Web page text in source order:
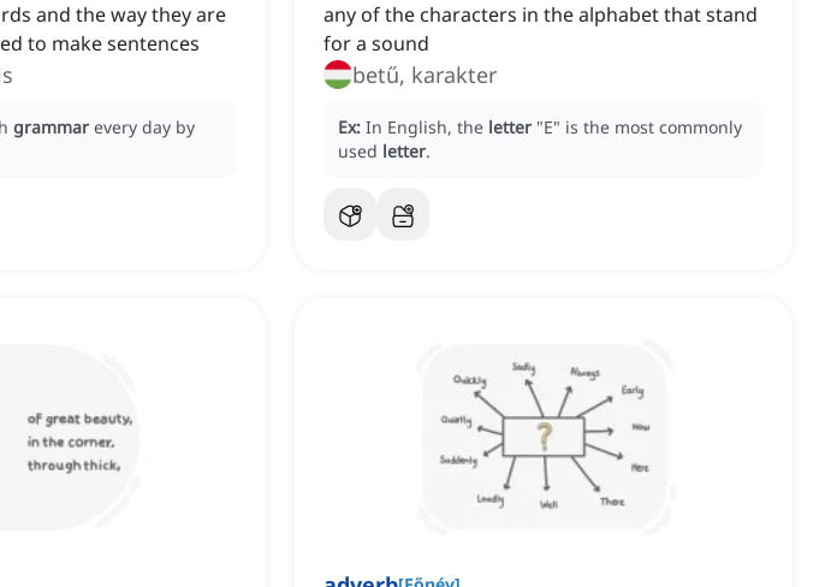
and the way they are
to make sentences
grammar every day by
any of the characters in the alphabet that stand
for a sound
betű, karakter
Ex: In English, the letter "E" is the most commonly
used letter.